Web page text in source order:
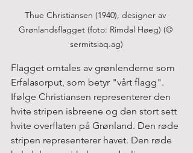
Thue Christiansen (1940), designer av
Grønlandsflagget (foto: Rimdal Høeg) (©
sermitsiaq.ag)
Flagget omtales av grønlenderne som
Erfalasorput, som betyr "vårt flagg".
Ifølge Christiansen representerer den
hvite stripen isbreene og den stort sett
hvite overflaten på Grønland. Den røde
stripen representerer havet. Den røde